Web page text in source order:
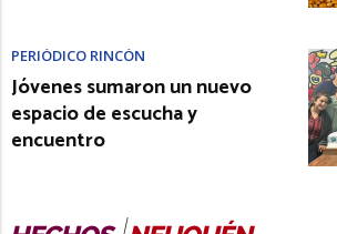
PERIÓDICO RINCÓN
Jóvenes sumaron un nuevo
espacio de escucha y
encuentro